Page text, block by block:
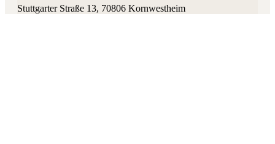
Stuttgarter Straße 13, 70806 Kornwestheim